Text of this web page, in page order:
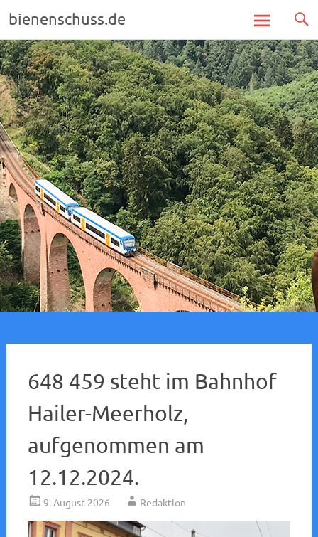
bienenschuss.de
Zum
Inhalt
springen
648 459 steht im Bahnhof
Hailer-Meerholz,
aufgenommen am
12.12.2024.
9. August 2026 Redaktion